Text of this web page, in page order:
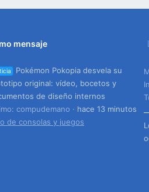
mensaje
Pokémon Pokopia desvela su
original: vídeo, bocetos y
de diseño internos
compudemano
hace 13 minutos
de consolas y juegos